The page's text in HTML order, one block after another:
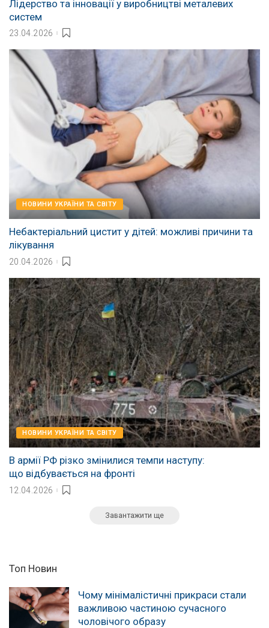
Лідерство та інновації у виробництві металевих
систем
23.04.2026
НОВИНИ УКРАЇНИ ТА СВІТУ
Небактеріальний цистит у дітей: можливі причини та
лікування
20.04.2026
НОВИНИ УКРАЇНИ ТА СВІТУ
В армії РФ різко змінилися темпи наступу:
що відбувається на фронті
12.04.2026
Завантажити ще
Топ Новин
Чому мінімалістичні прикраси стали
важливою частиною сучасного
чоловічого образу